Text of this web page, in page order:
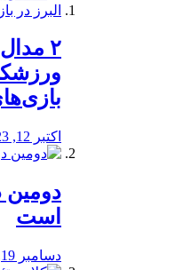
اکتبر 12, 2023
دومین
است
دسامبر 19, 2019